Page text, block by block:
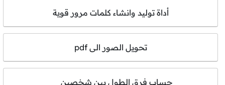
أداة توليد وانشاء كلمات مرور قوية
تحويل الصور الى pdf
حساب فرق الطول بين شخصين